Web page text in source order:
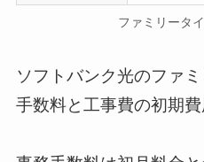
ファミリータ
ソフトバンク光のファ
手数料と工事費の初期費